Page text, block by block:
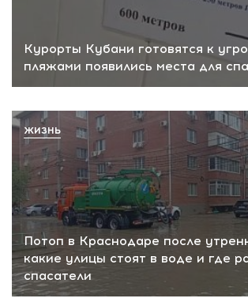
Курорты Кубани готовятся к
пляжами появились места для
Потоп в Краснодаре после
какие улицы стоят в воде и где
спасатели
ЖИЗНЬ